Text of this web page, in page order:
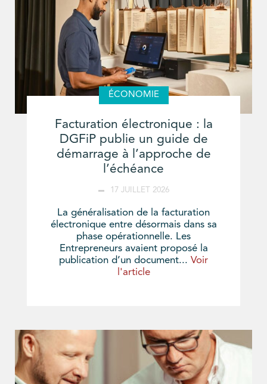
ÉCONOMIE
Facturation électronique : la
DGFiP publie un guide de
démarrage à l’approche de
l’échéance
17 JUILLET 2026
La généralisation de la facturation
électronique entre désormais dans sa
phase opérationnelle. Les
Entrepreneurs avaient proposé la
publication d’un document... Voir
l'article